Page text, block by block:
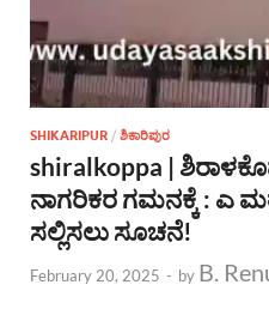
SHIKARIPUR / ಶಿಕಾರಿಪುರ
shiralkoppa |
ನಾಗರಿಕರ ಗಮನಕ್ಕೆ : ಎ
ಸಲ್ಲಿಸಲು ಸೂಚನೆ!
February 20, 2025 - by B.